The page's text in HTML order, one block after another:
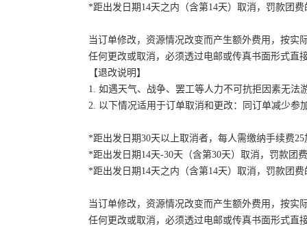
*距出发日期14天之内（含第14天）取消，罚款团费
当订单修改，资源情况改变而产生额外费用，按实
任何更改或取消，必须透过电邮或传真书面形式直
【退改说明】
1. 如遇天气、战争、罢工等人力不可抗拒因素无
2. 以下情况适用于订单取消和更改：同订单减少
*距出发日期30天以上取消者，每人需缴纳手续费
*距出发日期14天-30天（含第30天）取消，罚款团
*距出发日期14天之内（含第14天）取消，罚款团费
当订单修改，资源情况改变而产生额外费用，按实
任何更改或取消，必须透过电邮或传真书面形式直